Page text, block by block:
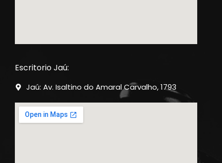
Escritorio Jaú:
Jaú: Av. Isaltino do Amaral Carvalho, 1793